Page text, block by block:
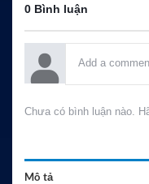
0 Bình luận
Chưa có bình luận nào.
Mô tả